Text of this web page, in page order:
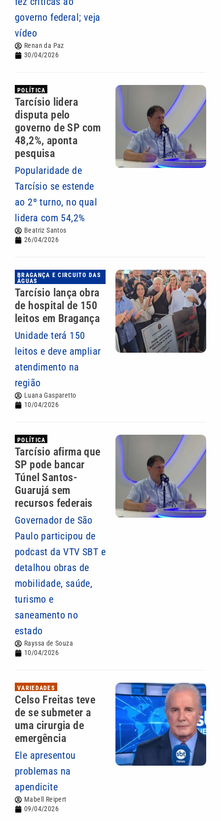
governo federal; veja
vídeo
Renan da Paz
30/04/2026
POLÍTICA
Tarcísio lidera
disputa pelo
governo de SP com
48,2%, aponta
pesquisa
Popularidade de
Tarcísio se estende
ao 2º turno, no qual
lidera com 54,2%
Beatriz Santos
26/04/2026
BRAGANÇA E CIRCUITO DAS
ÁGUAS
Tarcísio lança obra
de hospital de 150
leitos em Bragança
Unidade terá 150
leitos e deve ampliar
atendimento na
região
Luana Gasparetto
10/04/2026
POLÍTICA
Tarcísio afirma que
SP pode bancar
Túnel Santos-
Guarujá sem
recursos federais
Governador de São
Paulo participou de
podcast da VTV SBT e
detalhou obras de
mobilidade, saúde,
turismo e
saneamento no
estado
Rayssa de Souza
10/04/2026
VARIEDADES
Celso Freitas teve
de se submeter a
uma cirurgia de
emergência
Ele apresentou
problemas na
apendicite
Mabell Reipert
09/04/2026